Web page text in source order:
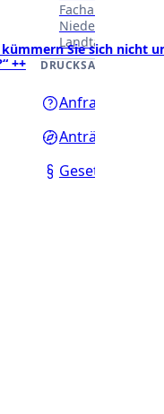
Landtages.
DRUCKSACHEN
Anfragen
Anträge
kümmern Sie sich nicht
++